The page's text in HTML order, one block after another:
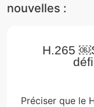
nouvelles :
H.265
Préciser que le